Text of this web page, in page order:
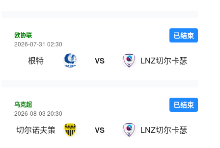
欧协联
2026-07-31 02:30
根特 VS LNZ切尔卡瑟
已结束
乌克超
2026-08-03 20:30
切尔诺夫策 VS LNZ切尔卡瑟
已结束